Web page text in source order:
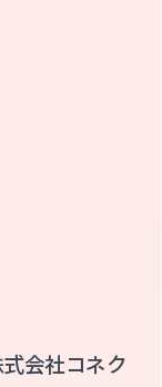
会社コネク